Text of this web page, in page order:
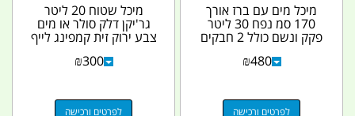
מיכל מים עם ברז אורך
170 סמ נפח 30 ליטר
פקק ונשם כולל 2 חבקים
מתכת מעוצבים עם...
₪480
לפרטים ורכישה
מיכל שטוח 20 ליטר
גר'יקן דלק סולר או מים
צבע ירוק זית קמפינג לייף
₪300
לפרטים ורכישה